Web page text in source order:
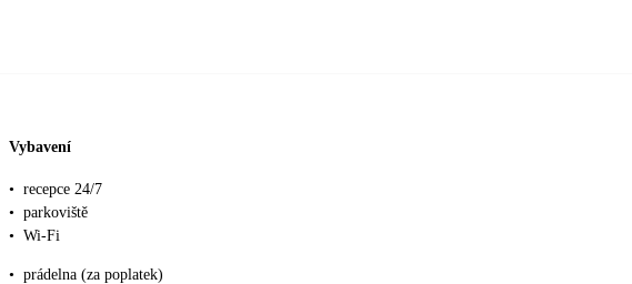
Vybavení
• recepce 24/7
• parkoviště
• Wi-Fi
• prádelna (za poplatek)